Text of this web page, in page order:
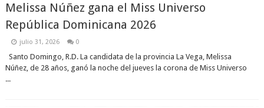
Melissa Núñez gana el Miss Universo
República Dominicana 2026
julio 31, 2026 0
Santo Domingo, R.D. La candidata de la provincia La Vega, Melissa
Núñez, de 28 años, ganó la noche del jueves la corona de Miss Universo
...